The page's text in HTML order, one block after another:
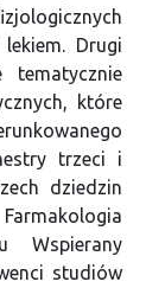
Drugi
które
trzeci i
dziedzin
Wspierany
studiów